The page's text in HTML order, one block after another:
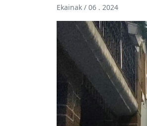
Ekainak / 06 . 2024